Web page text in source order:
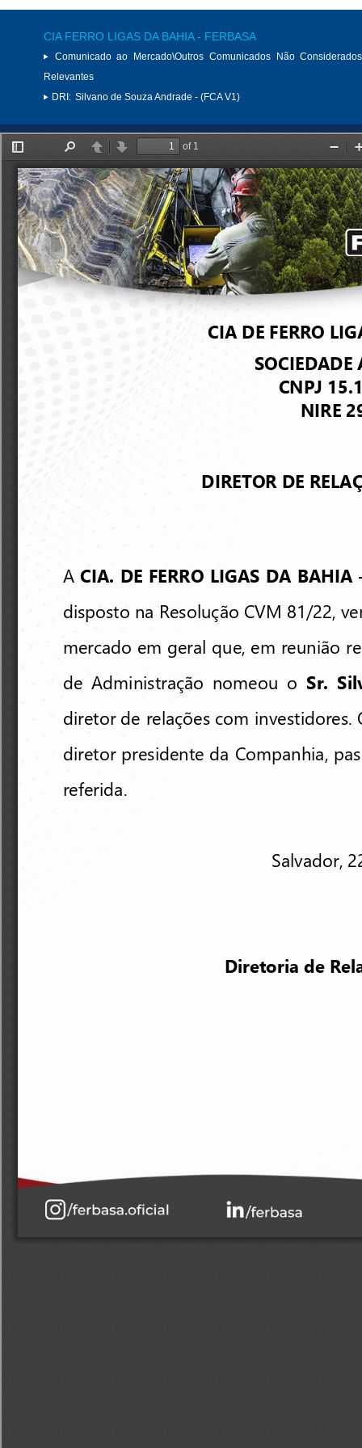
CIA FERRO LIGAS DA BAHIA - FERBASA
Comunicado ao Mercado\Outros Comunicados Não
Relevantes
DRI: Silvano de Souza Andrade - (FCA V1)